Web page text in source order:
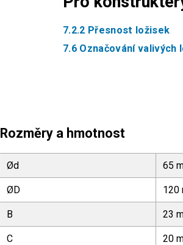
7.2.2 Přesnost ložisek
7.6 Označování valivých
Rozměry a hmotnost
Ød 65
ØD 120
B 23
C 20